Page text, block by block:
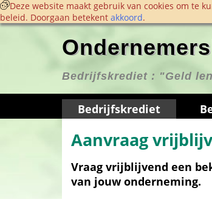
Deze website maakt gebruik van cookies om te
beleid. Doorgaan betekent akkoord.
Bedrijfskrediet : "Geld
Bedrijfskrediet
Aanvraag
Vraag vrijblijvend een
van jouw onderneming.